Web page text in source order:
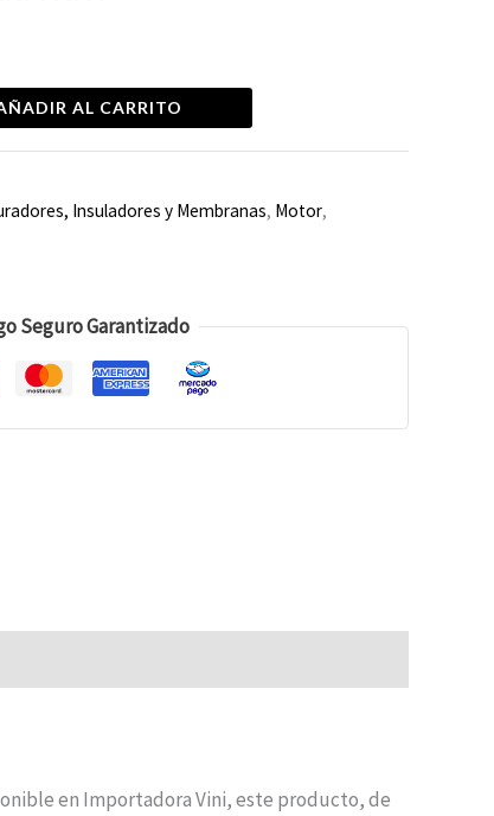
AL CARRITO
Insuladores y Membranas, Motor,
Seguro Garantizado
en Importadora Vini, este producto, de